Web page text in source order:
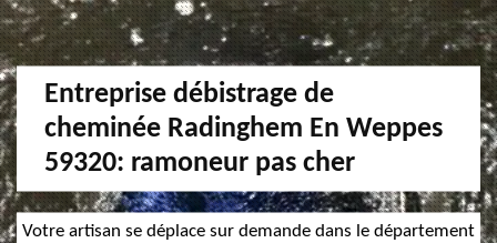
Entreprise débistrage de
cheminée Radinghem En Weppes
59320: ramoneur pas cher
Votre artisan se déplace sur demande dans le département